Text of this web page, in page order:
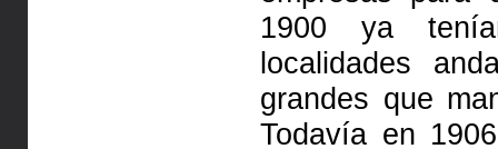
1900 ya
localidades
grandes que
Todavía en